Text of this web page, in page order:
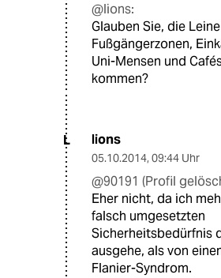
@lions:
Glauben Sie, die
Fußgängerzonen,
Uni-Mensen und
kommen?
L lions
05.10.2014, 09:44 Uhr
@90191 (Profil
Eher nicht, da ich
falsch umgesetzten
Sicherheitsbedürfnis
ausgehe, als von
Flanier-Syndrom.